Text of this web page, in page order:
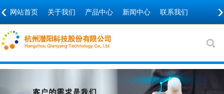
网站首页 关于我们 产品中心 新闻中心 联系我们
‹ ›